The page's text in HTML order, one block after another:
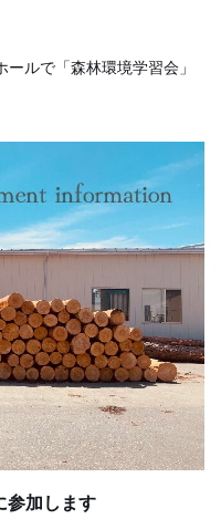
ルで「森林環境学習会」
参加します